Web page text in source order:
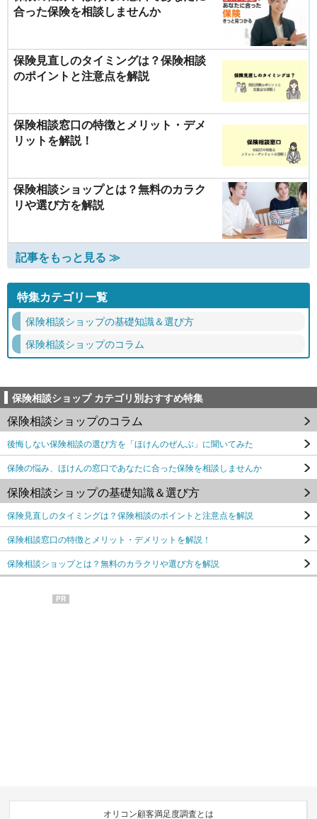
合った保険を相談しませんか
保険見直しのタイミングは？保険相談
のポイントと注意点を解説
保険相談窓口の特徴とメリット・デメ
リットを解説！
保険相談ショップとは？無料のカラク
リや選び方を解説
記事をもっと見る ≫
特集カテゴリ一覧
保険相談ショップの基礎知識＆選び方
保険相談ショップのコラム
保険相談ショップ カテゴリ別おすすめ特集
保険相談ショップのコラム
後悔しない保険相談の選び方を「ほけんのぜんぶ」に聞いてみた
保険の悩み、ほけんの窓口であなたに合った保険を相談しませんか
保険相談ショップの基礎知識＆選び方
保険見直しのタイミングは？保険相談のポイントと注意点を解説
保険相談窓口の特徴とメリット・デメリットを解説！
保険相談ショップとは？無料のカラクリや選び方を解説
PR
オリコン顧客満足度調査とは